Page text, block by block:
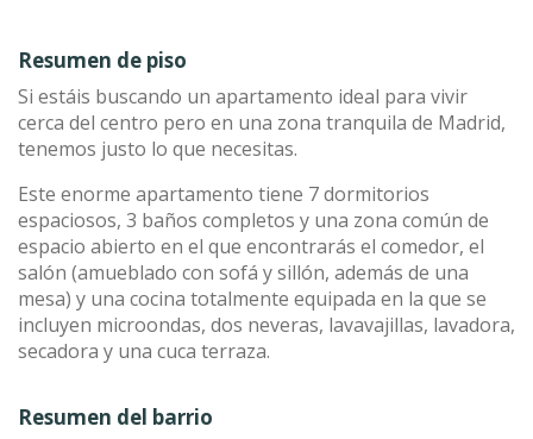
Resumen de piso
Si estáis buscando un apartamento ideal para vivir
cerca del centro pero en una zona tranquila de Madrid,
tenemos justo lo que necesitas.
Este enorme apartamento tiene 7 dormitorios
espaciosos, 3 baños completos y una zona común de
espacio abierto en el que encontrarás el comedor, el
salón (amueblado con sofá y sillón, además de una
mesa) y una cocina totalmente equipada en la que se
incluyen microondas, dos neveras, lavavajillas, lavadora,
secadora y una cuca terraza.
Resumen del barrio